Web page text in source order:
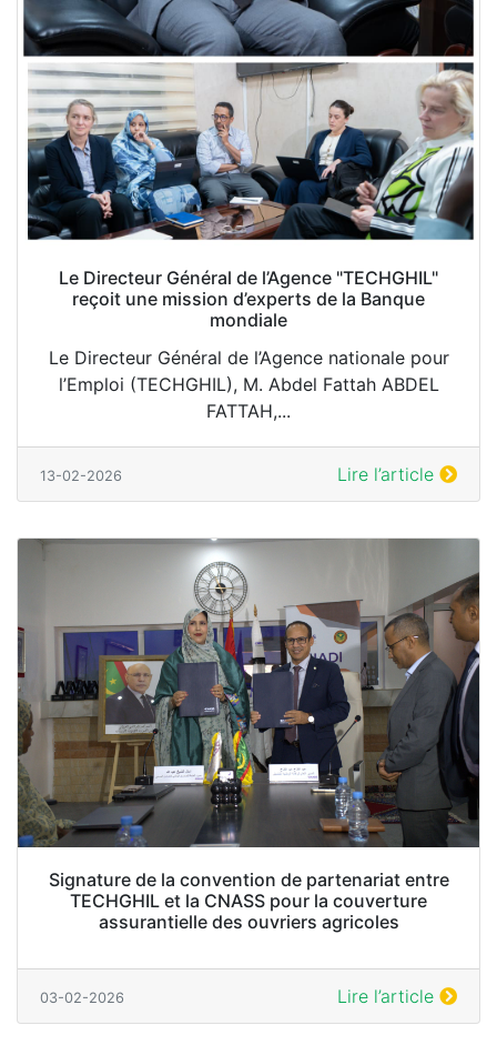
Le Directeur Général de l’Agence "TECHGHIL"
reçoit une mission d’experts de la Banque
mondiale
Le Directeur Général de l’Agence nationale pour
l’Emploi (TECHGHIL), M. Abdel Fattah ABDEL
FATTAH,...
13-02-2026 Lire l’article
Signature de la convention de partenariat entre
TECHGHIL et la CNASS pour la couverture
assurantielle des ouvriers agricoles
03-02-2026 Lire l’article